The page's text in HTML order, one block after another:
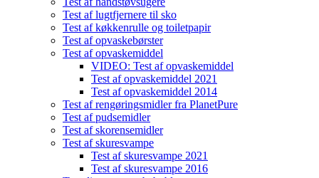
Test af lugtfjernere til sko
Test af køkkenrulle og toiletpapir
Test af opvaskebørster
Test af opvaskemiddel
VIDEO: Test af opvaskemiddel
Test af opvaskemiddel 2021
Test af opvaskemiddel 2014
Test af rengøringsmidler fra PlanetPure
Test af pudsemidler
Test af skorensemidler
Test af skuresvampe
Test af skuresvampe 2021
Test af skuresvampe 2016